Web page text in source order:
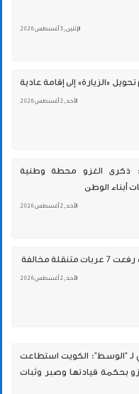
الإثنين , 3 أغسطس 2026
الأحد , 2 أغسطس 2026
ذكرى الغزو محطة وطنية
أبناء الوطن
الأحد , 2 أغسطس 2026
مخالفة
الأحد , 2 أغسطس 2026
لـ "الوسـط": الكويت استطاعت
بحكمة قيادتها وصبر وثبات